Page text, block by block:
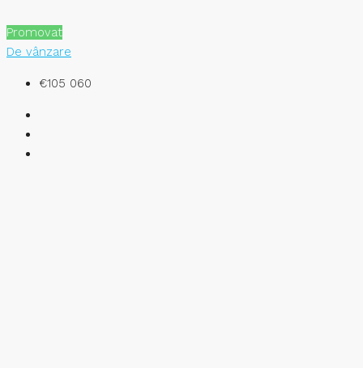
Promovat
De vânzare
€105 060